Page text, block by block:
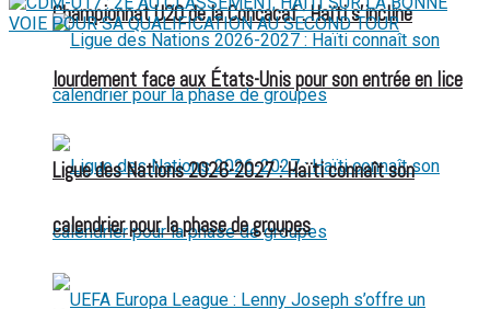
Championnat U20 de la Concacaf : Haïti s’incline
lourdement face aux États-Unis pour son entrée en lice
Ligue des Nations 2026-2027 : Haïti connaît son
calendrier pour la phase de groupes